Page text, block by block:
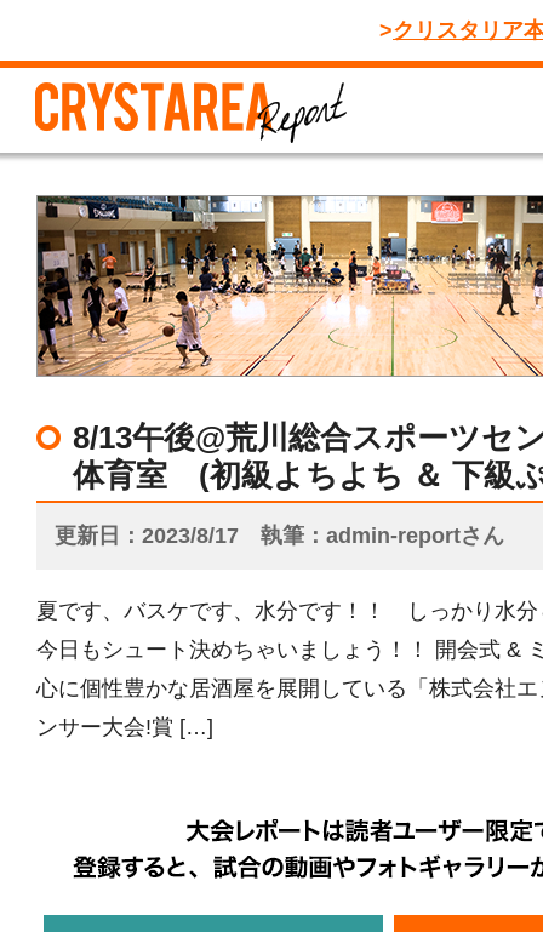
クリスタリア
8/13午後@荒川総合スポーツセ
体育室 (初級よちよち ＆ 下級
更新日 2023/8/17 執筆 admin-reportさん
夏です、バスケです、水分です！！ しっかり水分
今日もシュート決めちゃいましょう！！ 開会式 &
心に個性豊かな居酒屋を展開している「株式会社
ンサー大会!賞 […]